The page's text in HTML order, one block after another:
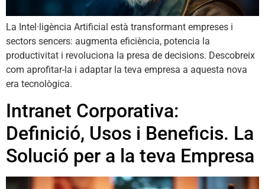
La Intel·ligència Artificial està transformant empreses i
sectors sencers: augmenta eficiència, potencia la
productivitat i revoluciona la presa de decisions. Descobreix
com aprofitar-la i adaptar la teva empresa a aquesta nova
era tecnològica.
Intranet Corporativa:
Definició, Usos i Beneficis. La
Solució per a la teva Empresa